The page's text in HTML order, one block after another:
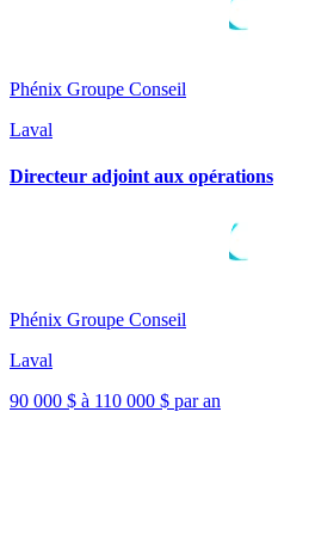
Phénix Groupe Conseil
Laval
Directeur adjoint aux opérations
Phénix Groupe Conseil
Laval
90 000 $ à 110 000 $ par an